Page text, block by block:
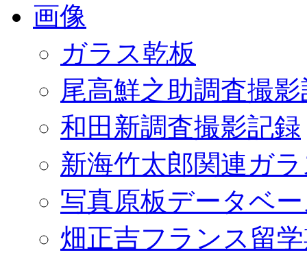
画像
ガラス乾板
尾高鮮之助調査撮
和田新調査撮影記録
新海竹太郎関連ガ
写真原板データベ
畑正吉フランス留